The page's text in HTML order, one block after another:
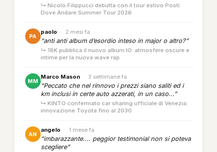
↳ Nicolò Filippucci debutta con il tour estivo Posti
Dove Andare Summer Tour 2026
PA
paolo · 2 mesi fa
“anti anti album d’esordio inteso in major o altro?”
↳ 18K pubblica il nuovo album IO: atmosfere oscure e
intime per la nuova wave rap
MM
Marco Mason · 3 settimane fa
“Peccato che nel rinnovo i prezzi siano saliti ed i
km inclusi in certe auto azzerati, in un caso...”
↳ KINTO confermato car sharing ufficiale di Venezia:
innovazione Toyota fino al 2030
AN
angelo · 1 mese fa
“imbarazzante.... peggior testimonial non si poteva
scegliere”